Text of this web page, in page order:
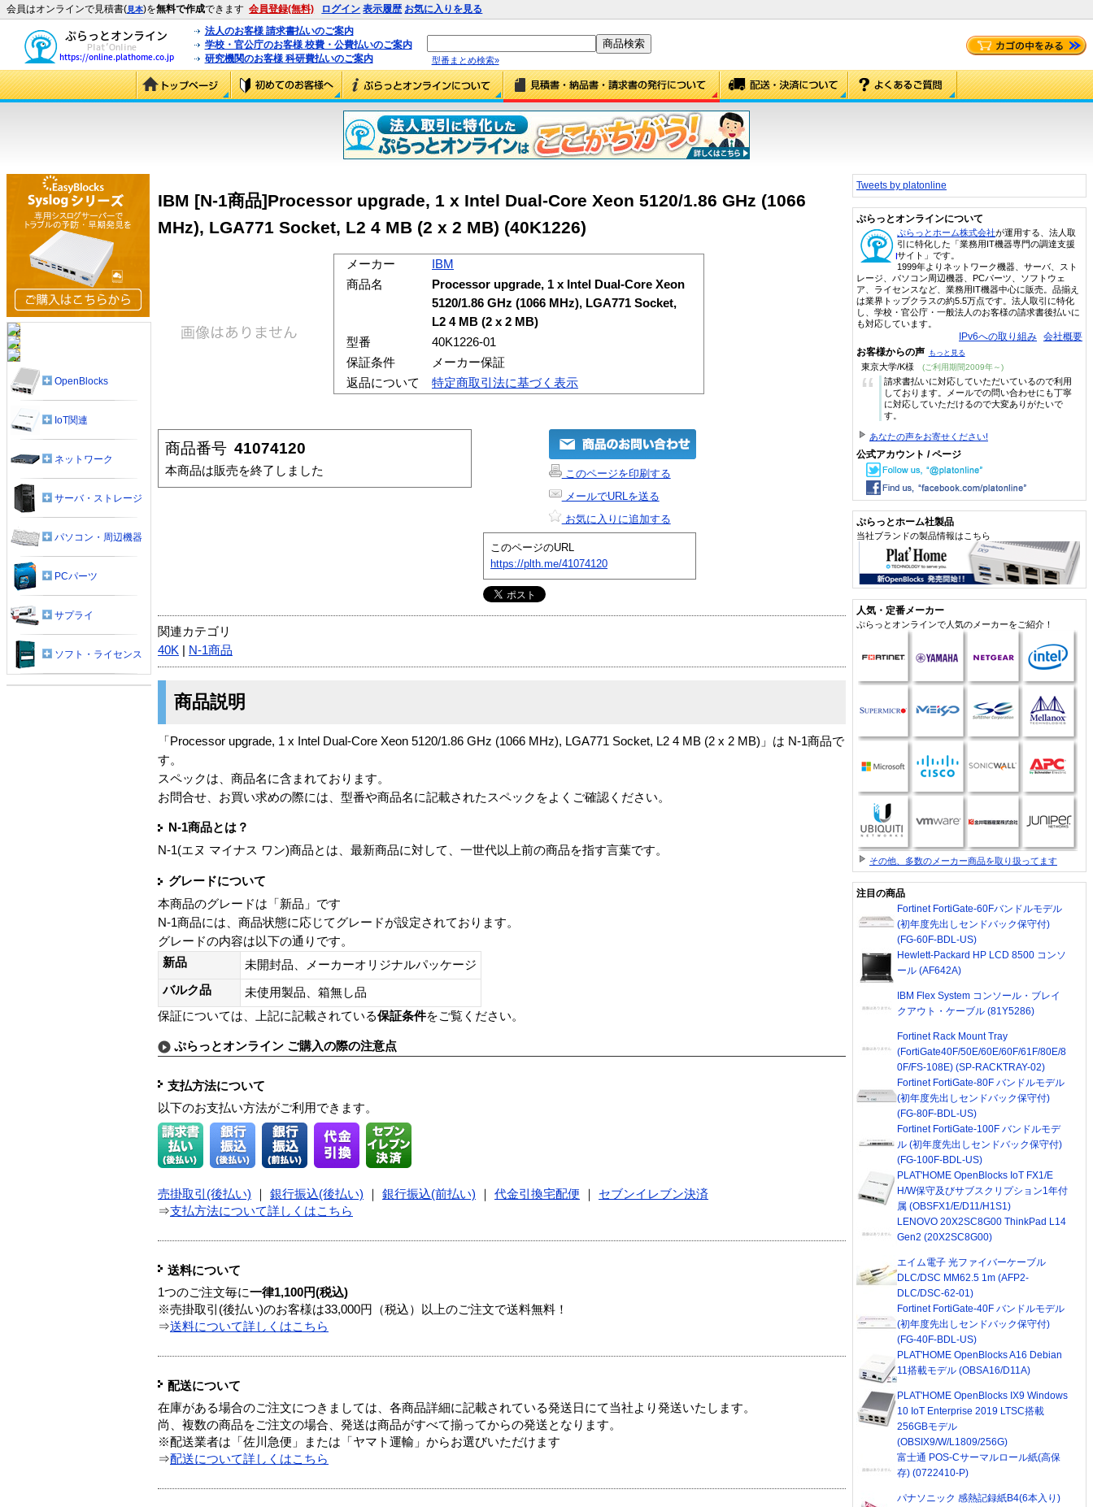
会員はオンラインで見積書(見本)を無料で作成できます 会員登録(無料) ログイン 表示履歴 お気に入りを見る
法人のお客様 請求書払いのご案内
学校・官公庁のお客様 校費・公費払いのご案内
研究機関のお客様 科研費払いのご案内
型番まとめ検索»
IBM [N-1商品]Processor upgrade, 1 x Intel Dual-Core Xeon 5120/1.86 GHz (1066
MHz), LGA771 Socket, L2 4 MB (2 x 2 MB) (40K1226)
メーカー
IBM
商品名
Processor upgrade, 1 x Intel Dual-Core Xeon
5120/1.86 GHz (1066 MHz), LGA771 Socket,
L2 4 MB (2 x 2 MB)
型番
40K1226-01
保証条件
メーカー保証
返品について
特定商取引法に基づく表示
商品番号 41074120
本商品は販売を終了しました
このページを印刷する
メールでURLを送る
お気に入りに追加する
このページのURL
https://plth.me/41074120
関連カテゴリ
40K
N-1商品
商品説明
「Processor upgrade, 1 x Intel Dual-Core Xeon 5120/1.86 GHz (1066 MHz), LGA771 Socket, L2 4 MB (2 x 2 MB)」は N-1商品で
す。
スペックは、商品名に含まれております。
お問合せ、お買い求めの際には、型番や商品名に記載されたスペックをよくご確認ください。
N-1商品とは？
N-1(エヌ マイナス ワン)商品とは、最新商品に対して、一世代以上前の商品を指す言葉です。
グレードについて
本商品のグレードは「新品」です
N-1商品には、商品状態に応じてグレードが設定されております。
グレードの内容は以下の通りです。
新品
未開封品、メーカーオリジナルパッケージ
バルク品
未使用製品、箱無し品
保証については、上記に記載されている保証条件をご覧ください。
ぷらっとオンライン ご購入の際の注意点
支払方法について
以下のお支払い方法がご利用できます。
売掛取引(後払い) 銀行振込(後払い) 銀行振込(前払い) 代金引換宅配便
セブンイレブン決済
⇒支払方法について詳しくはこちら
送料について
1つのご注文毎に一律1,100円(税込)
※売掛取引(後払い)のお客様は33,000円（税込）以上のご注文で送料無料！
⇒送料について詳しくはこちら
配送について
在庫がある場合のご注文につきましては、各商品詳細に記載されている発送日にて当社より発送いたします。
尚、複数の商品をご注文の場合、発送は商品がすべて揃ってからの発送となります。
※配送業者は「佐川急便」または「ヤマト運輸」からお選びいただけます
⇒配送について詳しくはこちら
OpenBlocks
IoT関連
ネットワーク
サーバ・ストレージ
パソコン・周辺機器
PCパーツ
サプライ
ソフト・ライセンス
Tweets by platonline
ぷらっとオンラインについて
ぷらっとホーム株式会社が運用する、法人取
引に特化した「業務用IT機器専門の調達支援
サイト」です。
1999年よりネットワーク機器、サーバ、スト
レージ、パソコン周辺機器、PCパーツ、ソフトウェ
ア、ライセンスなど、業務用IT機器中心に販売。品揃え
は業界トップクラスの約5.5万点です。法人取引に特化
し、学校・官公庁・一般法人のお客様の請求書後払いに
も対応しています。
IPv6への取り組み 会社概要
お客様からの声 もっと見る
東京大学/K様 (ご利用期間2009年～)
“
請求書払いに対応していただいているので利用
しております。メールでの問い合わせにも丁寧
に対応していただけるので大変ありがたいで
す。
あなたの声をお寄せください!
公式アカウント / ページ
ぷらっとホーム社製品
当社ブランドの製品情報はこちら
人気・定番メーカー
ぷらっとオンラインで人気のメーカーをご紹介！
その他、多数のメーカー商品を取り扱ってます
注目の商品
Fortinet FortiGate-60Fバンドルモデル
(初年度先出しセンドバック保守付)
(FG-60F-BDL-US)
Hewlett-Packard HP LCD 8500 コンソ
ール (AF642A)
IBM Flex System コンソール・ブレイ
クアウト・ケーブル (81Y5286)
Fortinet Rack Mount Tray
(FortiGate40F/50E/60E/60F/61F/80E/8
0F/FS-108E) (SP-RACKTRAY-02)
Fortinet FortiGate-80F バンドルモデル
(初年度先出しセンドバック保守付)
(FG-80F-BDL-US)
Fortinet FortiGate-100F バンドルモデ
ル (初年度先出しセンドバック保守付)
(FG-100F-BDL-US)
PLAT'HOME OpenBlocks IoT FX1/E
H/W保守及びサブスクリプション1年付
属 (OBSFX1/E/D11/H1S1)
LENOVO 20X2SC8G00 ThinkPad L14
Gen2 (20X2SC8G00)
エイム電子 光ファイバーケーブル
DLC/DSC MM62.5 1m (AFP2-
DLC/DSC-62-01)
Fortinet FortiGate-40F バンドルモデル
(初年度先出しセンドバック保守付)
(FG-40F-BDL-US)
PLAT'HOME OpenBlocks A16 Debian
11搭載モデル (OBSA16/D11A)
PLAT'HOME OpenBlocks IX9 Windows
10 IoT Enterprise 2019 LTSC搭載
256GBモデル
(OBSIX9/W/L1809/256G)
富士通 POS-Cサーマルロール紙(高保
存) (0722410-P)
パナソニック 感熱記録紙B4(6本入り)